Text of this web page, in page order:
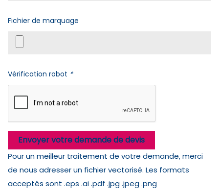
Fichier de marquage
Vérification robot *
Envoyer votre demande de devis
Pour un meilleur traitement de votre demande, merci
de nous adresser un fichier vectorisé. Les formats
acceptés sont .eps .ai .pdf .jpg .jpeg .png